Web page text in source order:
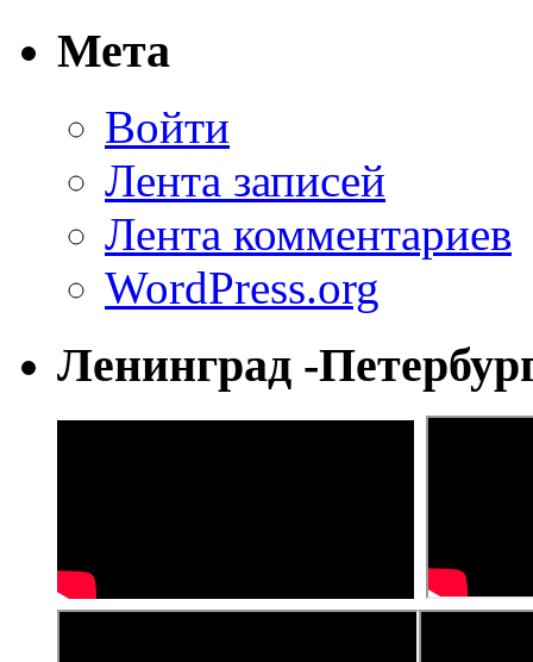
Мета
Войти
Лента записей
Лента комментариев
WordPress.org
Ленинград -